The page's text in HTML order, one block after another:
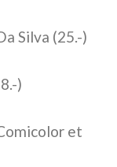
Silva (25.-)
)
et